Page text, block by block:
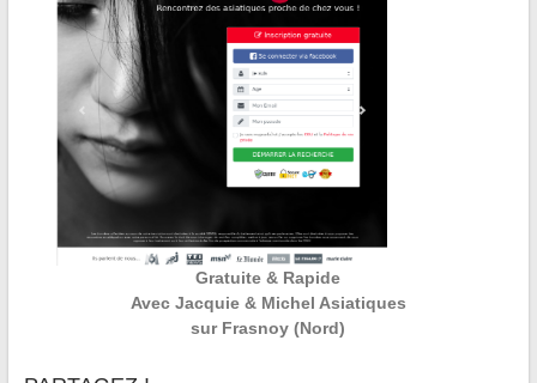
Gratuite & Rapide
Avec Jacquie & Michel Asiatiques
sur Frasnoy (Nord)